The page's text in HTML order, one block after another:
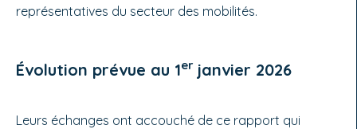
représentatives du secteur des mobilités.
Évolution prévue au 1er janvier 2026
Leurs échanges ont accouché de ce rapport qui